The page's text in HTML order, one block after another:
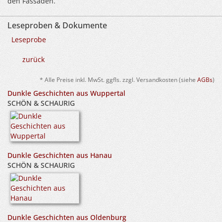
Leseproben & Dokumente
Leseprobe
zurück
* Alle Preise inkl. MwSt. ggfls. zzgl. Versandkosten (siehe AGBs)
Dunkle Geschichten aus Wuppertal
SCHÖN & SCHAURIG
Dunkle Geschichten aus Hanau
SCHÖN & SCHAURIG
Dunkle Geschichten aus Oldenburg